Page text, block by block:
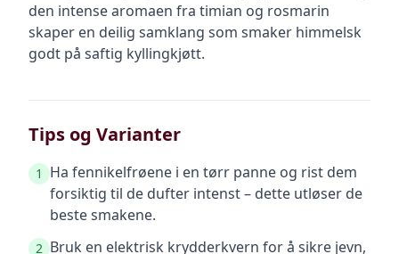
den intense aromaen fra timian og rosmarin
skaper en deilig samklang som smaker himmelsk
godt på saftig kyllingkjøtt.
Tips og Varianter
1
Ha fennikelfrøene i en tørr panne og rist dem
forsiktig til de dufter intenst – dette utløser de
beste smakene.
2 Bruk en elektrisk krydderkvern for å sikre jevn,